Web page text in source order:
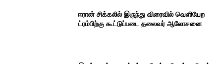
ஈரான் சிக்கலில் இருந்து விரைவில் வெளியேற
ட்ரம்பிற்கு கூட்டுப்படை தலைவர் ஆலோசனை